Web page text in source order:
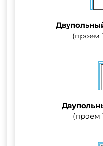
(проем
(проем